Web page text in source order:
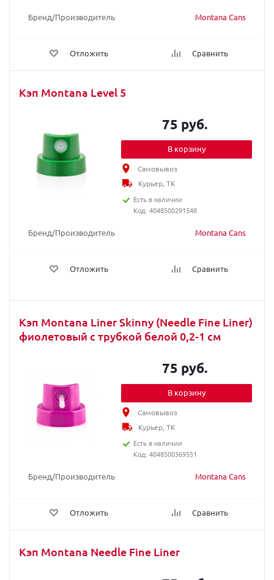
Бренд/Производитель Montana Cans
Отложить Сравнить
Кэп Montana Level 5
Бренд/Производитель Montana Cans
Отложить Сравнить
75 руб.
В корзину
Самовывоз
Курьер, ТК
Есть в наличии
Код: 4048500291548
Кэп Montana Liner Skinny (Needle Fine Liner)
фиолетовый с трубкой белой 0,2-1 см
Бренд/Производитель Montana Cans
Отложить Сравнить
75 руб.
В корзину
Самовывоз
Курьер, ТК
Есть в наличии
Код: 4048500369551
Кэп Montana Needle Fine Liner